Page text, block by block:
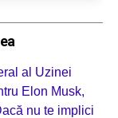
al Uzinei
Elon Musk,
nu te implici